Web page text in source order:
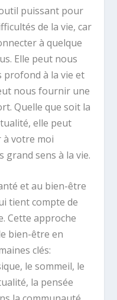
puissant pour
de la vie, car
à quelque
Elle peut nous
profond à la vie et
nous fournir une
Quelle que soit la
elle peut
à votre moi
sens à la vie.
et au bien-être
tient compte de
Cette approche
bien-être en
clés:
le sommeil, le
la pensée